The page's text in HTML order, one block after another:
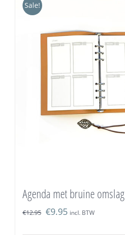
Sale!
Agenda met bruine omslag
€12.95 €9.95 incl. BTW